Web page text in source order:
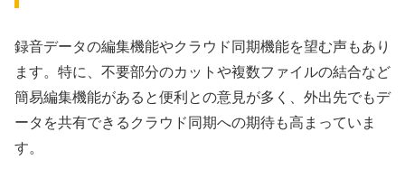
録音データの編集機能やクラウド同期機能を望む声もあり
ます。特に、不要部分のカットや複数ファイルの結合など
簡易編集機能があると便利との意見が多く、外出先でもデ
ータを共有できるクラウド同期への期待も高まっていま
す。